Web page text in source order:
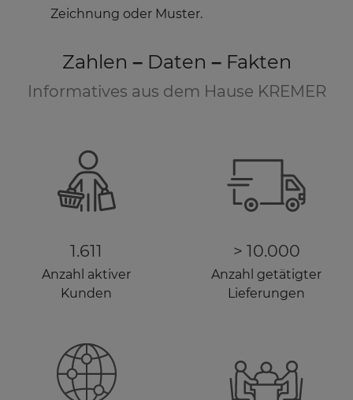
Zeichnung oder Muster.
Zahlen – Daten – Fakten
Informatives aus dem Hause KREMER
1.611
Anzahl aktiver
Kunden
> 10.000
Anzahl getätigter
Lieferungen